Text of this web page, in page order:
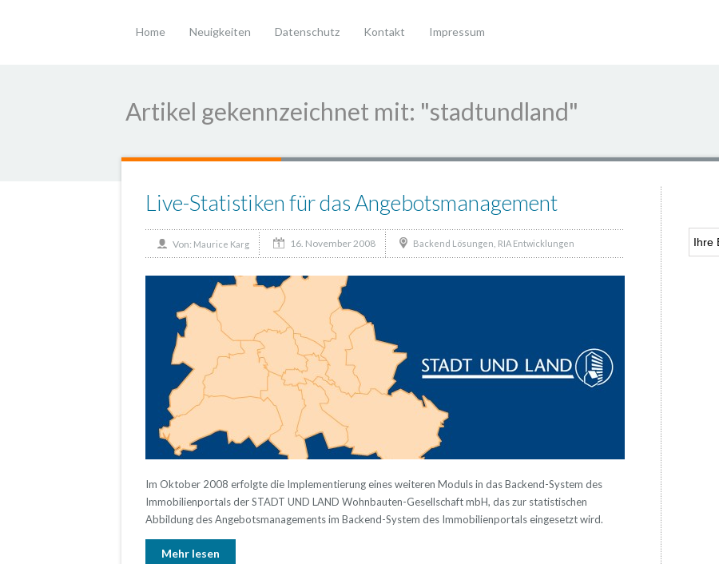
Home Neuigkeiten Datenschutz Kontakt Impressum
Artikel gekennzeichnet mit: "stadtundland"
Live-Statistiken für das Angebotsmanagement
Von: Maurice Karg 16. November 2008 Backend Lösungen, RIA Entwicklungen
Im Oktober 2008 erfolgte die Implementierung eines weiteren Moduls in das Backend-System des
Immobilienportals der STADT UND LAND Wohnbauten-Gesellschaft mbH, das zur statistischen
Abbildung des Angebotsmanagements im Backend-System des Immobilienportals eingesetzt wird.
Mehr lesen